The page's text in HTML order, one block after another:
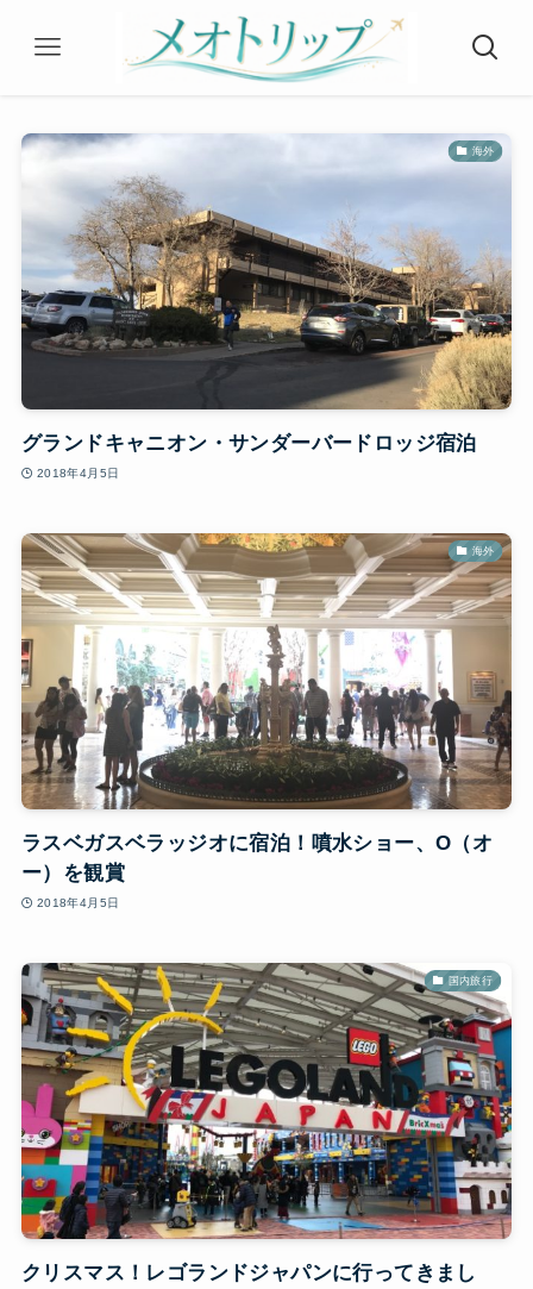
海外
グランドキャニオン・サンダーバードロッジ宿泊
2018年4月5日
海外
ラスベガスベラッジオに宿泊！噴水ショー、O（オ
ー）を観賞
2018年4月5日
国内旅行
クリスマス！レゴランドジャパンに行ってきまし